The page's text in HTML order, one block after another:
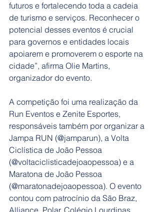
futuros e fortalecendo toda a cadeia
de turismo e serviços. Reconhecer o
potencial desses eventos é crucial
para governos e entidades locais
apoiarem e promoverem o esporte na
cidade”, afirma Olie Martins,
organizador do evento.
A competição foi uma realização da
Run Eventos e Zenite Esportes,
responsáveis também por organizar a
Jampa RUN (@jamparun), a Volta
Ciclística de João Pessoa
(@voltaciclisticadejoaopessoa) e a
Maratona de João Pessoa
(@maratonadejoaopessoa). O evento
contou com patrocínio da São Braz,
Alliance, Polar, Colégio Lourdinas,